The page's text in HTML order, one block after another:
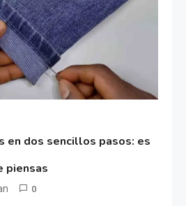
en dos sencillos pasos: es
piensas
0